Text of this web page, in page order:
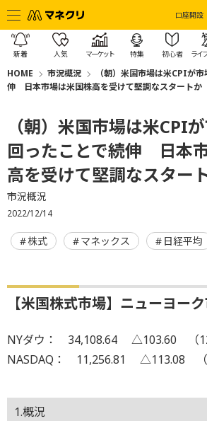
口座開設
新着 人気 マーケット 特集 初心者 ライ
HOME 市況概況
（朝）米国市場は米CPIが
伸 日本市場は米国株高を受けて堅調なスタートか
（朝）米国市場は米CPI
回ったことで続伸 日本
高を受けて堅調なスター
市況概況
2022/12/14
株式 マネックス 日経平均
【米国株式市場】ニューヨー
NYダウ： 34,108.64 △103.60 （
NASDAQ： 11,256.81 △113.08 （
1.概況